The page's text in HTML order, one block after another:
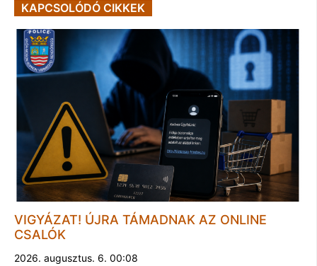
KAPCSOLÓDÓ CIKKEK
VIGYÁZAT! ÚJRA TÁMADNAK AZ ONLINE
CSALÓK
2026. augusztus. 6. 00:08